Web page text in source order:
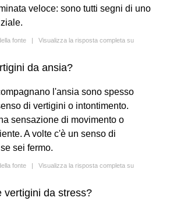
veloce: sono tutti segni di uno
fonte | Visualizza la risposta completa su
da ansia?
l'ansia sono spesso
di vertigini o intontimento.
sensazione di movimento o
A volte c'è un senso di
sei fermo.
fonte | Visualizza la risposta completa su
vertigini da stress?